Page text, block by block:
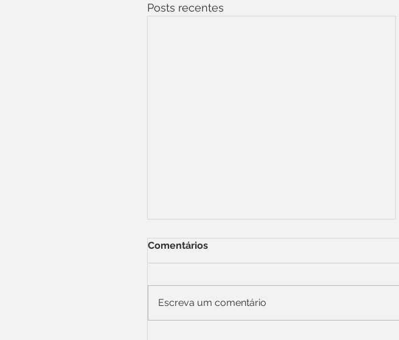
Posts recentes
Comentários
Escreva um comentário